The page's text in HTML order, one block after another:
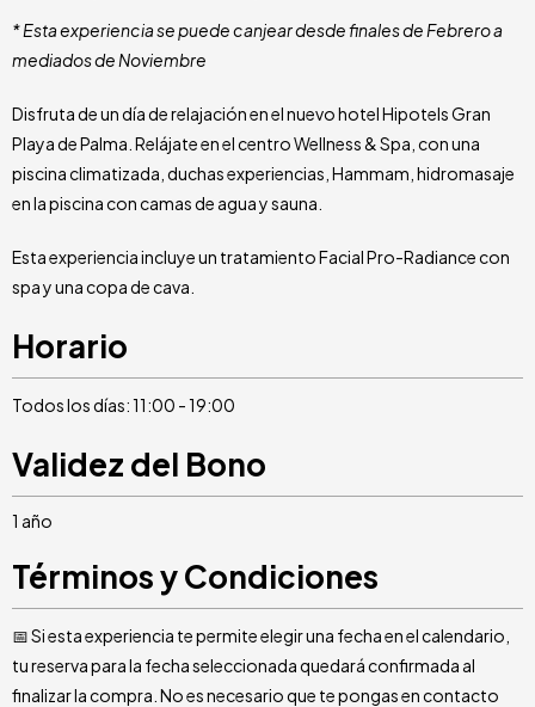
* Esta experiencia se puede canjear desde finales de Febrero a
mediados de Noviembre
Disfruta de un día de relajación en el nuevo hotel Hipotels Gran
Playa de Palma. Relájate en el centro Wellness & Spa, con una
piscina climatizada, duchas experiencias, Hammam, hidromasaje
en la piscina con camas de agua y sauna.
Esta experiencia incluye un tratamiento Facial Pro-Radiance con
spa y una copa de cava.
Horario
Todos los días: 11:00 - 19:00
Validez del Bono
1 año
Términos y Condiciones
📅 Si esta experiencia te permite elegir una fecha en el calendario,
tu reserva para la fecha seleccionada quedará confirmada al
finalizar la compra. No es necesario que te pongas en contacto